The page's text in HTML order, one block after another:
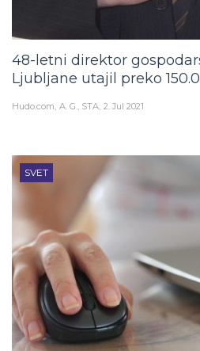
48-letni direktor
Ljubljane utajil preko
Hudo.com A. G., STA 2. Jul 2021
SVET